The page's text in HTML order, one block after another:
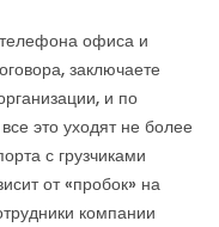
офиса и
заключаете
и по
это уходят не более
с грузчиками
от «пробок» на
компании